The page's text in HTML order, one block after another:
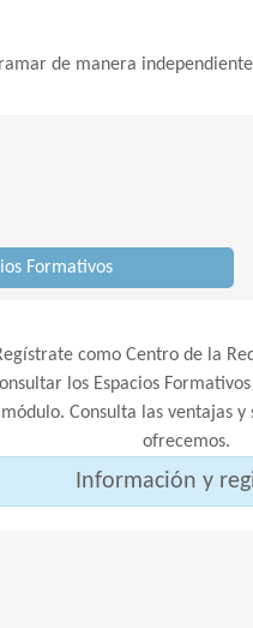
de manera
Formativos
como Centro de la
los Espacios
módulo. Consulta las ventajas y
ofrecemos.
Información y